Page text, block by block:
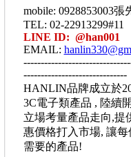
mobile: 0928853003
TEL: 02-22913299#11
LINE ID: @han001
EMAIL:
------------------------------
HANLIN品牌成立於
3C電子類產品 , 陸續
立場考量產品走向,提
惠價格打入市場, 讓
需要的產品!